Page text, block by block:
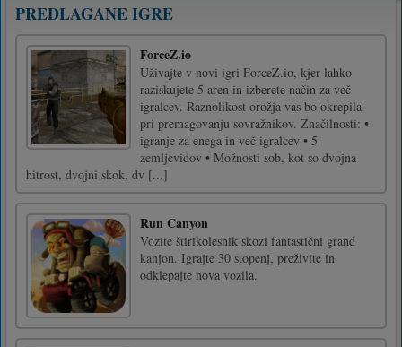
PREDLAGANE IGRE
ForceZ.io
Uživajte v novi igri ForceZ.io, kjer lahko
raziskujete 5 aren in izberete način za več
igralcev. Raznolikost orožja vas bo okrepila
pri premagovanju sovražnikov. Značilnosti: •
igranje za enega in več igralcev • 5
zemljevidov • Možnosti sob, kot so dvojna
hitrost, dvojni skok, dv [...]
Run Canyon
Vozite štirikolesnik skozi fantastični grand
kanjon. Igrajte 30 stopenj, preživite in
odklepajte nova vozila.